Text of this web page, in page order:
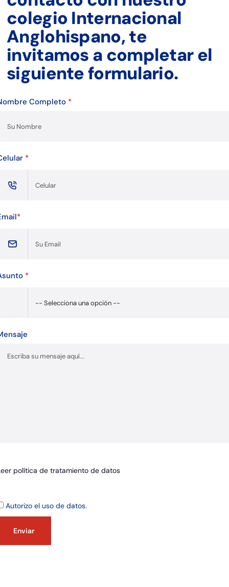
colegio Internacional
Anglohispano, te
invitamos a completar el
siguiente formulario.
Completo *
*
*
*
política de tratamiento de datos
Autorizo el uso de datos.